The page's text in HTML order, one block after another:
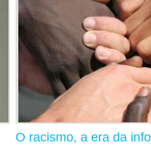
O racismo, a era da